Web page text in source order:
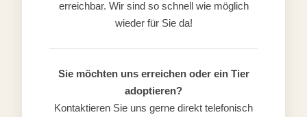
erreichbar. Wir sind so schnell wie möglich
wieder für Sie da!
Sie möchten uns erreichen oder ein Tier
adoptieren?
Kontaktieren Sie uns gerne direkt telefonisch